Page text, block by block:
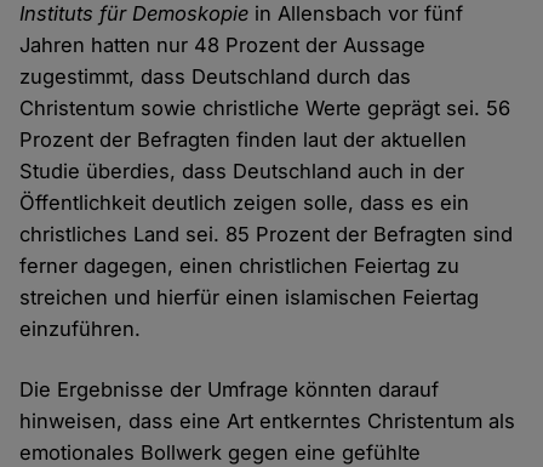
Instituts für Demoskopie in Allensbach vor fünf
Jahren hatten nur 48 Prozent der Aussage
zugestimmt, dass Deutschland durch das
Christentum sowie christliche Werte geprägt sei. 56
Prozent der Befragten finden laut der aktuellen
Studie überdies, dass Deutschland auch in der
Öffentlichkeit deutlich zeigen solle, dass es ein
christliches Land sei. 85 Prozent der Befragten sind
ferner dagegen, einen christlichen Feiertag zu
streichen und hierfür einen islamischen Feiertag
einzuführen.
Die Ergebnisse der Umfrage könnten darauf
hinweisen, dass eine Art entkerntes Christentum als
emotionales Bollwerk gegen eine gefühlte